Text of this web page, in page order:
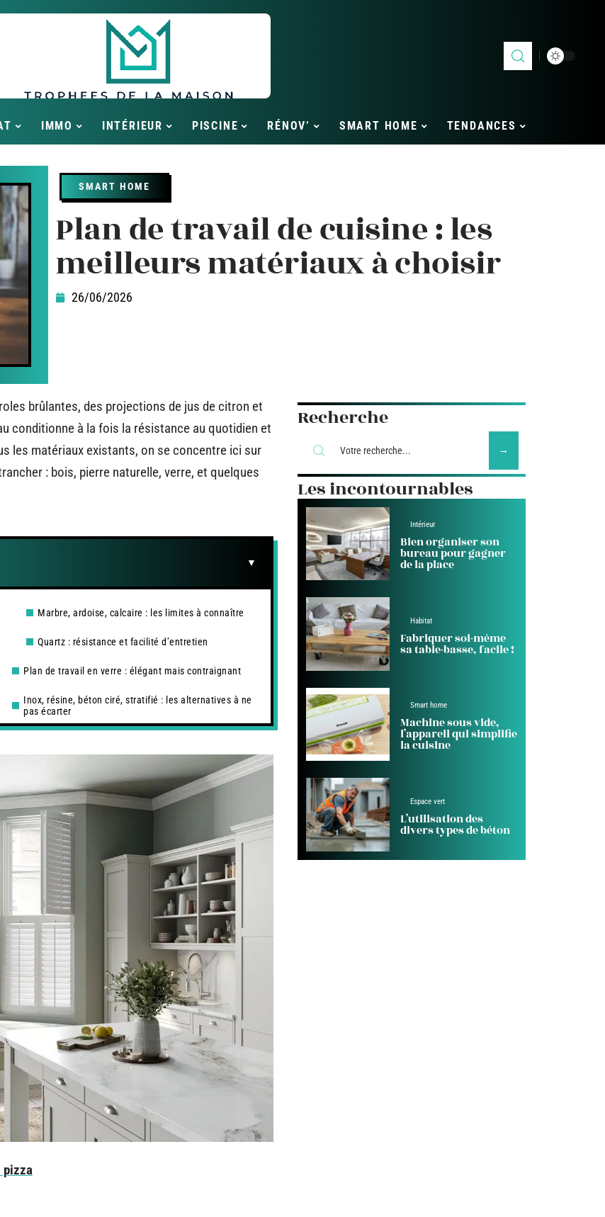
IMMO INTÉRIEUR PISCINE RÉNOV’ SMART HOME TENDANCES
SMART HOME
Plan de travail de cuisine : les
meilleurs matériaux à choisir
26/06/2026
brûlantes, des projections de jus de citron et
conditionne à la fois la résistance au quotidien et
les matériaux existants, on se concentre ici sur
: bois, pierre naturelle, verre, et quelques
Marbre, ardoise, calcaire : les limites à connaître
Quartz : résistance et facilité d’entretien
Plan de travail en verre : élégant mais contraignant
Inox, résine, béton ciré, stratifié : les alternatives à ne
pas écarter
pizza
Recherche
Les incontournables
Intérieur
Bien organiser son
bureau pour gagner
de la place
Habitat
Fabriquer soi-même
sa table-basse, facile !
Smart home
Machine sous vide,
l’appareil qui simplifie
la cuisine
Espace vert
L’utilisation des
divers types de béton